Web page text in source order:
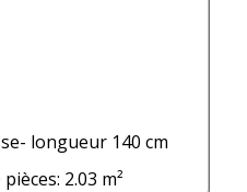
longueur 140 cm
2.03 m²